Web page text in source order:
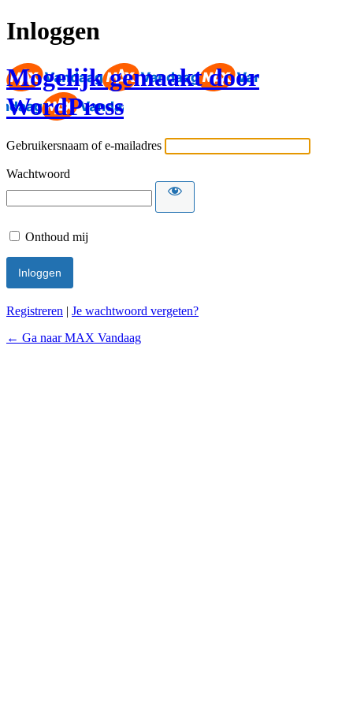
Inloggen
Mogelijk gemaakt door
WordPress
Gebruikersnaam of e-mailadres
Wachtwoord
Onthoud mij
Registreren | Je wachtwoord vergeten?
← Ga naar MAX Vandaag